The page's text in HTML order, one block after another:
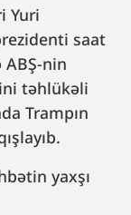
Yuri
saat
nin
təhlükəli
Trampın
yaxşı